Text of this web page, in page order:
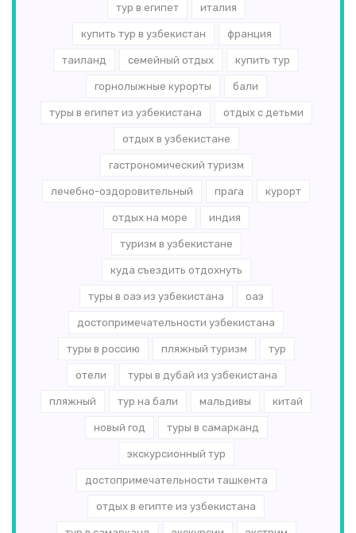
тур в египет италия
купить тур в узбекистан франция
таиланд семейный отдых купить тур
горнолыжные курорты бали
туры в египет из узбекистана отдых с детьми
отдых в узбекистане
гастрономический туризм
лечебно-оздоровительный прага курорт
отдых на море индия
туризм в узбекистане
куда съездить отдохнуть
туры в оаэ из узбекистана оаэ
достопримечательности узбекистана
туры в россию пляжный туризм тур
отели туры в дубай из узбекистана
пляжный тур на бали мальдивы китай
новый год туры в самарканд
экскурсионный тур
достопримечательности ташкента
отдых в египте из узбекистана